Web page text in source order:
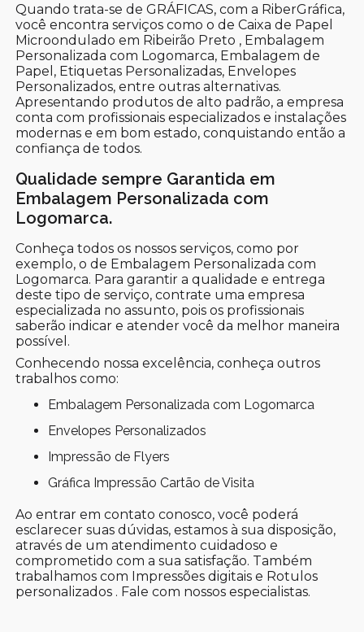
Quando trata-se de GRÁFICAS, com a RiberGráfica,
você encontra serviços como o de Caixa de Papel
Microondulado em Ribeirão Preto , Embalagem
Personalizada com Logomarca, Embalagem de
Papel, Etiquetas Personalizadas, Envelopes
Personalizados, entre outras alternativas.
Apresentando produtos de alto padrão, a empresa
conta com profissionais especializados e instalações
modernas e em bom estado, conquistando então a
confiança de todos.
Qualidade sempre Garantida em
Embalagem Personalizada com
Logomarca.
Conheça todos os nossos serviços, como por
exemplo, o de Embalagem Personalizada com
Logomarca. Para garantir a qualidade e entrega
deste tipo de serviço, contrate uma empresa
especializada no assunto, pois os profissionais
saberão indicar e atender você da melhor maneira
possível.
Conhecendo nossa excelência, conheça outros
trabalhos como:
Embalagem Personalizada com Logomarca
Envelopes Personalizados
Impressão de Flyers
Gráfica Impressão Cartão de Visita
Ao entrar em contato conosco, você poderá
esclarecer suas dúvidas, estamos à sua disposição,
através de um atendimento cuidadoso e
comprometido com a sua satisfação. Também
trabalhamos com Impressões digitais e Rotulos
personalizados . Fale com nossos especialistas.